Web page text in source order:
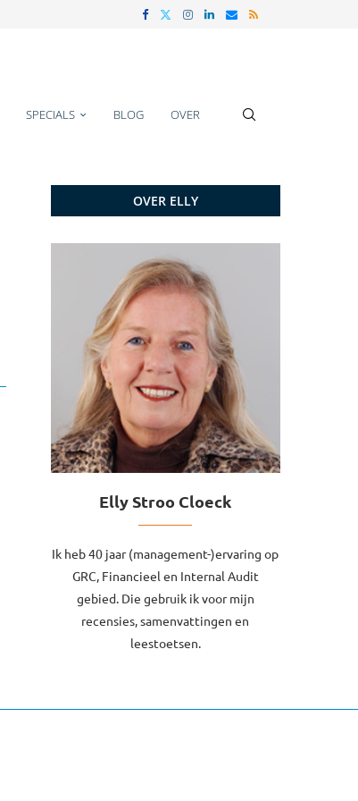
SPECIALS BLOG OVER
OVER ELLY
Elly Stroo Cloeck
Ik heb 40 jaar (management-)ervaring op
GRC, Financieel en Internal Audit
gebied. Die gebruik ik voor mijn
recensies, samenvattingen en
leestoetsen.